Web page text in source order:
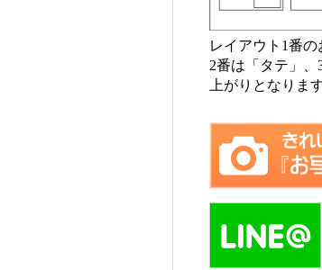
レイアウト1番
2番は「タテ」
上がりとなります